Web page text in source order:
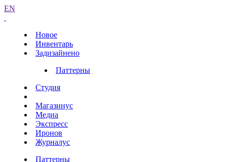
EN
Новое
Инвентарь
Задизайнено
Паттерны
Студия
Магазинус
Медиа
Экспресс
Иронов
Журналус
Паттерны